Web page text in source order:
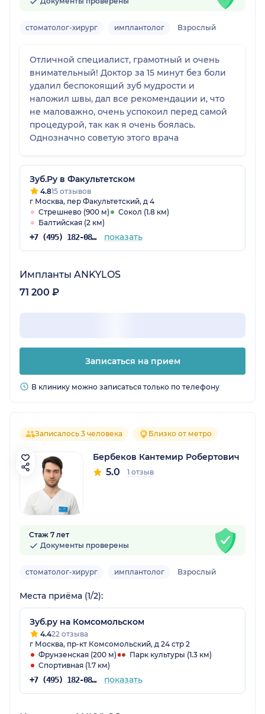
стоматолог-хирург имплантолог Взрослый
Отличной специалист, грамотный и очень
внимательный! Доктор за 15 минут без боли
удалил беспокоящий зуб мудрости и
наложил швы, дал все рекомендации и, что
не маловажно, очень успокоил перед самой
процедурой, так как я очень боялась.
Однозначно советую этого врача
Зуб.Ру в Факультетском
4.815 отзывов
г Москва, пер Факультетский, д 4
Стрешнево (900 м)
Сокол (1.8 км)
Балтийская (2 км)
+7 (495) 182-08-75 показать
Импланты ANKYLOS
71 200 ₽
Записаться на прием
В клинику можно записаться только по телефону
Записалось 3 человека Близко от метро
Бербеков Кантемир Робертович
5.0 1 отзыв
Стаж 7 лет
Документы проверены
стоматолог-хирург имплантолог Взрослый
Места приёма (1/2):
Зуб.ру на Комсомольском
4.422 отзыва
г Москва, пр-кт Комсомольский, д 24 стр 2
Фрунзенская (200 м)
Парк культуры (1.3 км)
Спортивная (1.7 км)
+7 (495) 182-08-75 показать